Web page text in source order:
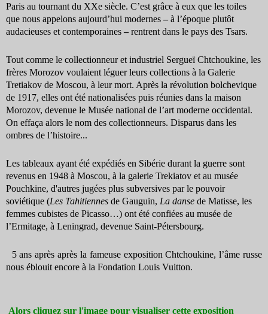
Paris au tournant du XXe siècle. C’est grâce à eux que les toiles
que nous appelons aujourd’hui modernes – à l’époque plutôt
audacieuses et contemporaines – rentrent dans le pays des Tsars.
Tout comme le collectionneur et industriel Sergueï Chtchoukine, les
frères Morozov voulaient léguer leurs collections à la Galerie
Tretiakov de Moscou, à leur mort. Après la révolution bolchevique
de 1917, elles ont été nationalisées puis réunies dans la maison
Morozov, devenue le Musée national de l’art moderne occidental.
On effaça alors le nom des collectionneurs. Disparus dans les
ombres de l’histoire...
Les tableaux ayant été expédiés en Sibérie durant la guerre sont
revenus en 1948 à Moscou, à la galerie Trekiatov et au musée
Pouchkine, d'autres jugées plus subversives par le pouvoir
soviétique (Les Tahitiennes de Gauguin, La danse de Matisse, les
femmes cubistes de Picasso…) ont été confiées au musée de
l’Ermitage, à Leningrad, devenue Saint-Pétersbourg.
5 ans après après la fameuse exposition Chtchoukine, l’âme russe
nous éblouit encore à la Fondation Louis Vuitton.
Alors cliquez sur l'image pour visualiser cette exposition